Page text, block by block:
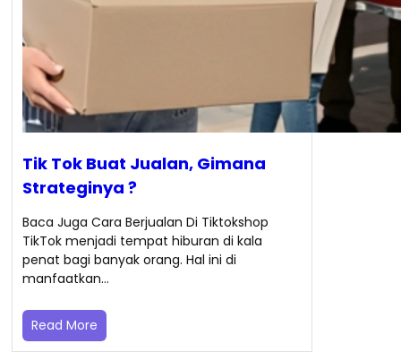
Tik Tok Buat Jualan, Gimana
Strateginya ?
Baca Juga Cara Berjualan Di Tiktokshop
TikTok menjadi tempat hiburan di kala
penat bagi banyak orang. Hal ini di
manfaatkan…
Read More